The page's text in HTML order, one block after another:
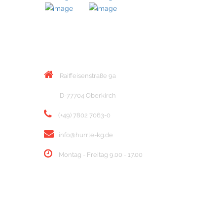
Raiffeisenstraße 9a
D-77704 Oberkirch
(+49) 7802 7063-0
info@hurrle-kg.de
Montag - Freitag 9.00 - 17.00